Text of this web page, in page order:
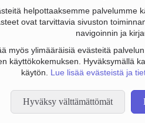
helpottaaksemme palvelumme
ovat tarvittavia sivuston
navigoinnin ja
myös ylimääräisiä evästeitä
käyttökokemuksen. Hyväksymällä
käytön. Lue lisää evästeistä ja
Hyväksy välttämättömät
21 000 € ja
Osakeyhtiö (OY).
Taloustiedot